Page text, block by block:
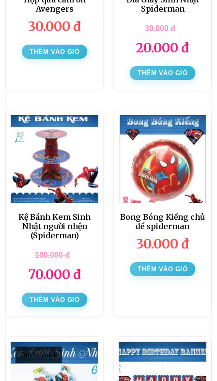
Avengers
30.000 đ
THÊM VÀO GIỎ
Spiderman
30.000đ
20.000 đ
THÊM VÀO GIỎ
Kệ Bánh Kem Sinh
Nhật người nhện
(Spiderman)
100.000đ
70.000 đ
THÊM VÀO GIỎ
Bong Bóng Kiếng chủ
đề spiderman
30.000 đ
THÊM VÀO GIỎ
Out of stock